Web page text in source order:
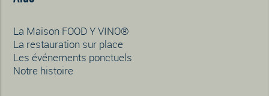
La Maison FOOD Y VINO®
La restauration sur place
Les événements ponctuels
Notre histoire